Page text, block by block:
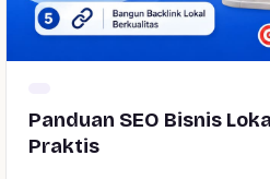
Panduan SEO Bisnis
Praktis